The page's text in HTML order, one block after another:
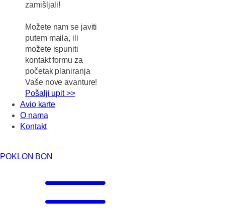
zamišljali!
Možete nam se javiti
putem maila, ili
možete ispuniti
kontakt formu za
početak planiranja
Vaše nove avanture!
Pošalji upit >>
Avio karte
O nama
Kontakt
POKLON BON